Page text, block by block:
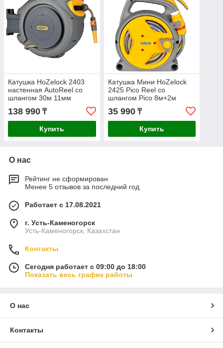
Катушка HoZelock 2403
настенная AutoReel со
шлангом 30м 11мм
138 990 ₸
Купить
Катушка Мини HoZelock
2425 Pico Reel со
шлангом Pico 8м+2м
24250000
35 990₸
Купить
О нас
Рейтинг не сформирован
Менее 5 отзывов за последний год
Работает с 17.08.2021
г. Усть-Каменогорск
Усть-Каменогорск, Казахстан
Контакты
Сегодня работает с 09:00 до 18:00
Показать весь график работы
О нас
Контакты